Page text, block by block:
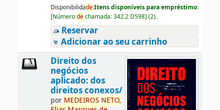
Disponibilidade:Itens disponíveis para empréstimo:
[Númerodechamada:342.2 D598] (2).
Reservar
Adicionar ao seu carrinho
Direito dos
negócios
aplicado: dos
direitos conexos/
por MEDEIROS NETO,